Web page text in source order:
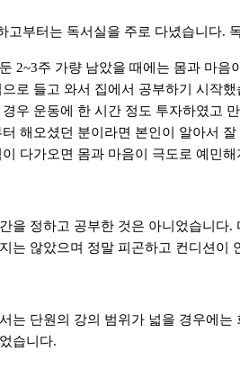
고부터는 독서실을 주로 다녔습니다.
2~3주 가량 남았을 때에는 몸과 마음
로 들고 와서 집에서 공부하기 시작했
우 운동에 한 시간 정도 투자하였고
해오셨던 분이라면 본인이 알아서
이 다가오면 몸과 마음이 극도로 예민
을 정하고 공부한 것은 아니었습니다.
는 않았으며 정말 피곤하고 컨디션이
는 단원의 강의 범위가 넓을 경우에는
습니다.